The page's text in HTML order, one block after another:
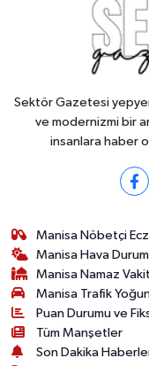
Sektör Gazetesi
ve modernizmi bir
insanlara haber
Manisa Nöbetçi
Manisa Hava
Manisa Namaz
Manisa Trafik
Puan Durumu ve
Tüm Manşetler
Son Dakika